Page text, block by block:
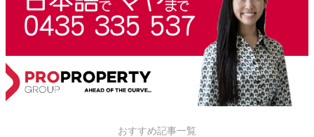
おすすめ記事一覧